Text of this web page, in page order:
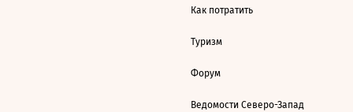
Как потратить
Туризм
Форум
Ведомости Северо-Запад